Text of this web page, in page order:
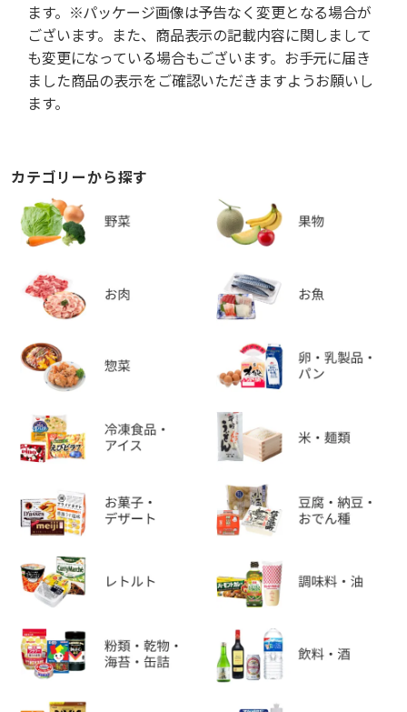
ます。※パッケージ画像は予告なく変更となる場合が
ございます。また、商品表示の記載内容に関しまして
も変更になっている場合もございます。お手元に届き
ました商品の表示をご確認いただきますようお願いし
ます。
カテゴリーから探す